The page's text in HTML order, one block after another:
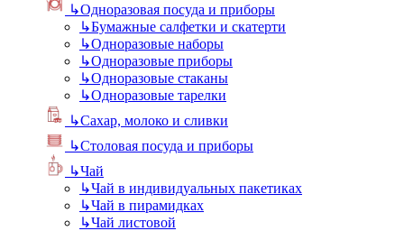
↳Одноразовая посуда и приборы
↳Бумажные салфетки и скатерти
↳Одноразовые наборы
↳Одноразовые приборы
↳Одноразовые стаканы
↳Одноразовые тарелки
↳Сахар, молоко и сливки
↳Столовая посуда и приборы
↳Чай
↳Чай в индивидуальных пакетиках
↳Чай в пирамидках
↳Чай листовой